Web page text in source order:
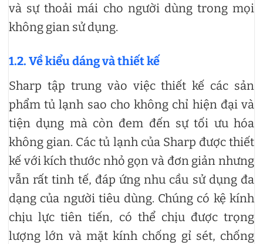
và sự thoải mái cho người dùng trong mọi
không gian sử dụng.
1.2. Về kiểu dáng và thiết kế
Sharp tập trung vào việc thiết kế các sản
phẩm tủ lạnh sao cho không chỉ hiện đại và
tiện dụng mà còn đem đến sự tối ưu hóa
không gian. Các tủ lạnh của Sharp được thiết
kế với kích thước nhỏ gọn và đơn giản nhưng
vẫn rất tinh tế, đáp ứng nhu cầu sử dụng đa
dạng của người tiêu dùng. Chúng có kệ kính
chịu lực tiên tiến, có thể chịu được trọng
lượng lớn và mặt kính chống gỉ sét, chống